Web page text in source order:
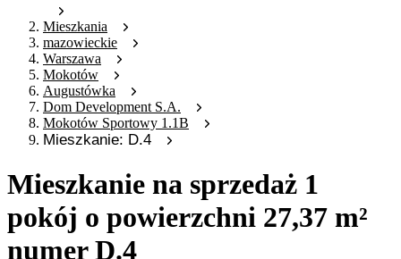
Mieszkania
mazowieckie
Warszawa
Mokotów
Augustówka
Dom Development S.A.
Mokotów Sportowy 1.1B
Mieszkanie: D.4
Mieszkanie na sprzedaż 1
pokój o powierzchni 27,37 m²
numer D.4